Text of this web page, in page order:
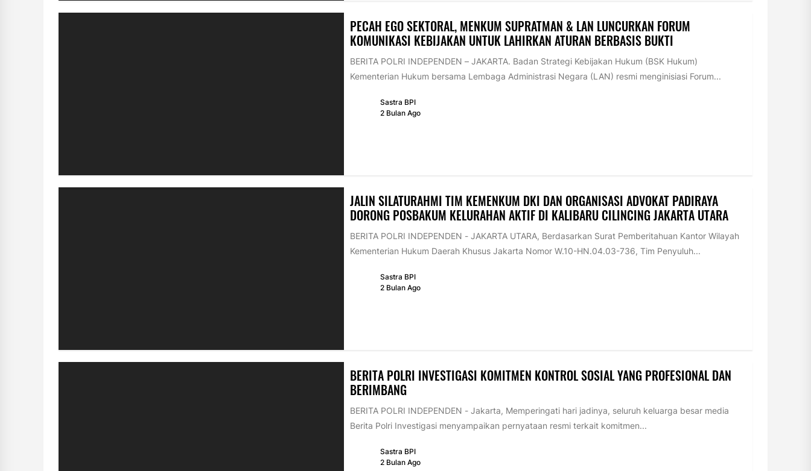
PECAH EGO SEKTORAL, MENKUM SUPRATMAN & LAN LUNCURKAN FORUM
KOMUNIKASI KEBIJAKAN UNTUK LAHIRKAN ATURAN BERBASIS BUKTI
BERITA POLRI INDEPENDEN – JAKARTA. Badan Strategi Kebijakan Hukum (BSK Hukum)
Kementerian Hukum bersama Lembaga Administrasi Negara (LAN) resmi menginisiasi Forum...
Sastra BPI
2 Bulan Ago
JALIN SILATURAHMI TIM KEMENKUM DKI DAN ORGANISASI ADVOKAT PADIRAYA
DORONG POSBAKUM KELURAHAN AKTIF DI KALIBARU CILINCING JAKARTA UTARA
BERITA POLRI INDEPENDEN - JAKARTA UTARA, Berdasarkan Surat Pemberitahuan Kantor Wilayah
Kementerian Hukum Daerah Khusus Jakarta Nomor W.10-HN.04.03-736, Tim Penyuluh...
Sastra BPI
2 Bulan Ago
BERITA POLRI INVESTIGASI KOMITMEN KONTROL SOSIAL YANG PROFESIONAL DAN
BERIMBANG
BERITA POLRI INDEPENDEN - Jakarta, Memperingati hari jadinya, seluruh keluarga besar media
Berita Polri Investigasi menyampaikan pernyataan resmi terkait komitmen...
Sastra BPI
2 Bulan Ago